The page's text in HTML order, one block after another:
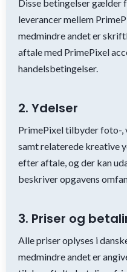
Disse betingelser gælder
leverancer mellem
medmindre andet er
aftale med PrimePixel
handelsbetingelser.
2. Ydelser
PrimePixel tilbyder foto-
samt relaterede kreative
efter aftale, og der kan
beskriver opgavens
3. Priser og
Alle priser oplyses i
medmindre andet er